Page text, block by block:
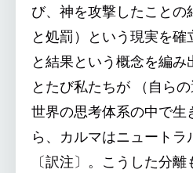
び、神を攻撃したこと
と処罰）という現実を
と結果という概念を編
とたび私たちが （自ら
世界の思考体系の中で生
ら、カルマはニュート
〔訳注〕。こうした分